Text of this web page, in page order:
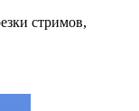
стримов,